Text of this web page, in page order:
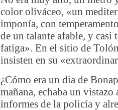
color oliváceo, «un
imponía, con
de un talante afable, y casi
fatiga». En el sitio de
insisten en su
¿Cómo era un dia de
mañana, echaba un
informes de la policía y